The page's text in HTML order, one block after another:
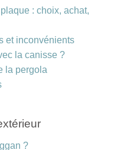
: choix, achat,
et inconvénients
la canisse ?
la pergola
?